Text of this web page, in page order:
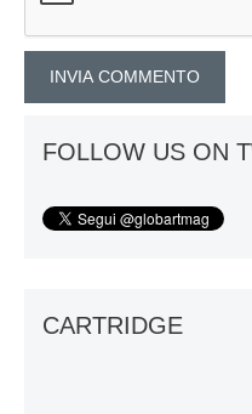
FOLLOW US ON
CARTRIDGE